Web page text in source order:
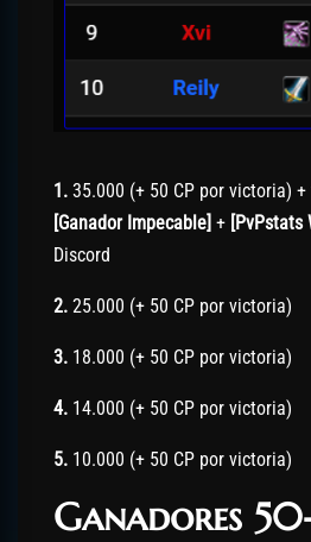
1. 35.000 (+ 50 CP por victoria)
[Ganador Impecable] + [PvPstats
Discord
2. 25.000 (+ 50 CP por victoria)
3. 18.000 (+ 50 CP por victoria)
4. 14.000 (+ 50 CP por victoria)
5. 10.000 (+ 50 CP por victoria)
Ganadores